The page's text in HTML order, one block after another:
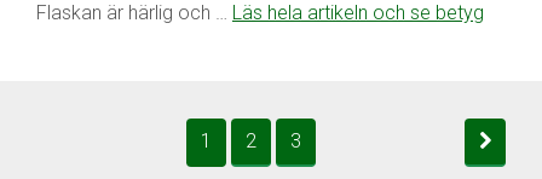
Flaskan är härlig och … Läs hela artikeln och se betyg
1 2 3